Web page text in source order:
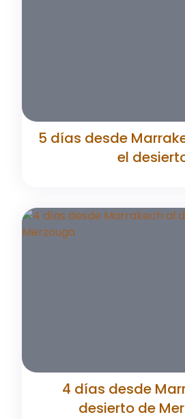
5 días desde
el
4 días desde
desierto de